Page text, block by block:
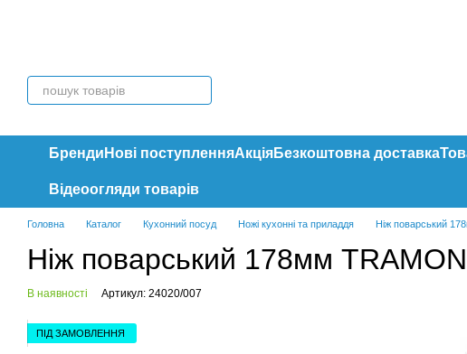
Бренди Нові поступленняАкціяБезкоштовна доставка
Відеоогляди товарів
Головна Каталог Кухонний посуд Ножі кухонні та приладдя Ніж поварський
Ніж поварський 178мм
В наявності Артикул: 24020/007
ПІД ЗАМОВЛЕННЯ